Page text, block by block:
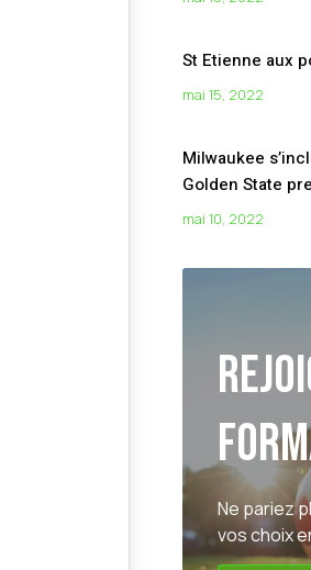
St Etienne aux
mai 15, 2022
Milwaukee
Golden State
mai 10, 2022
Ne pariez
vos choix